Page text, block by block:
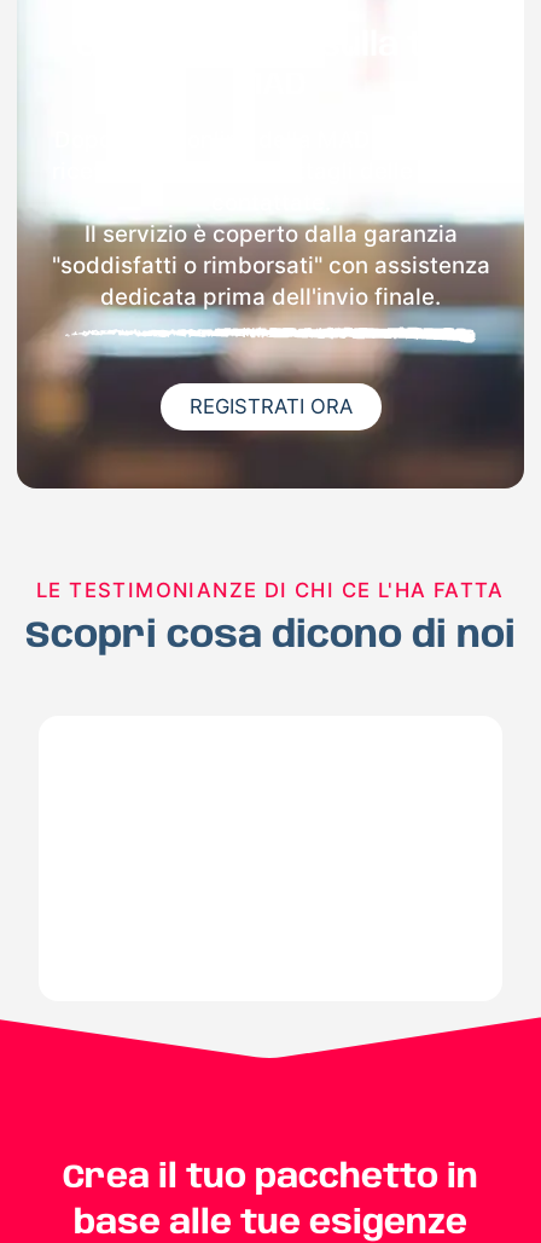
Il servizio è coperto dalla garanzia
"soddisfatti o rimborsati" con assistenza
dedicata prima dell'invio finale.
REGISTRATI ORA
LE TESTIMONIANZE DI CHI CE L'HA FATTA
Scopri cosa dicono di noi
Crea il tuo pacchetto in
base alle tue esigenze